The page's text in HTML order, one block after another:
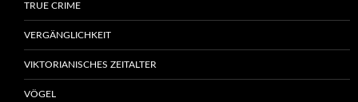
TRUE CRIME
VERGÄNGLICHKEIT
VIKTORIANISCHES ZEITALTER
VÖGEL